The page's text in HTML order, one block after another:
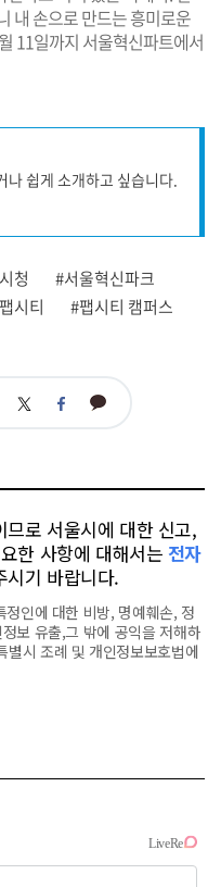
내 손으로 만드는 흥미로운
11일까지 서울혁신파트에서
나 쉽게 소개하고 싶습니다.
청
#서울혁신파크
시티
#팹시티 캠퍼스
트 페 카
로 서울시에 대한 신고,
한 사항에 대해서는 전자
시기 바랍니다.
인에 대한 비방, 명예훼손, 정
보 유출,그 밖에 공익을 저해하
별시 조례 및 개인정보보호법에